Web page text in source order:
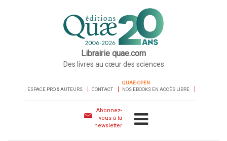
Librairie quae.com
Des livres au cœur des sciences
ESPACE PRO & AUTEURS CONTACT
QUAE-OPEN
NOS EBOOKS EN ACCÈS LIBRE
Abonnez-
vous à la
newsletter